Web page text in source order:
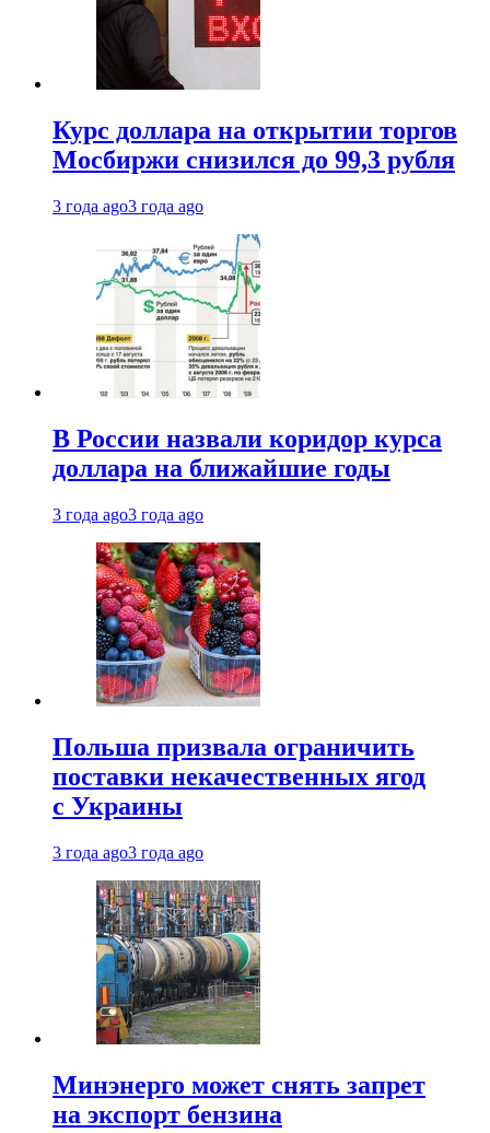
Курс доллара на открытии торгов
Мосбиржи снизился до 99,3 рубля
3 года ago3 года ago
В России назвали коридор курса
доллара на ближайшие годы
3 года ago3 года ago
Польша призвала ограничить
поставки некачественных ягод
с Украины
3 года ago3 года ago
Минэнерго может снять запрет
на экспорт бензина